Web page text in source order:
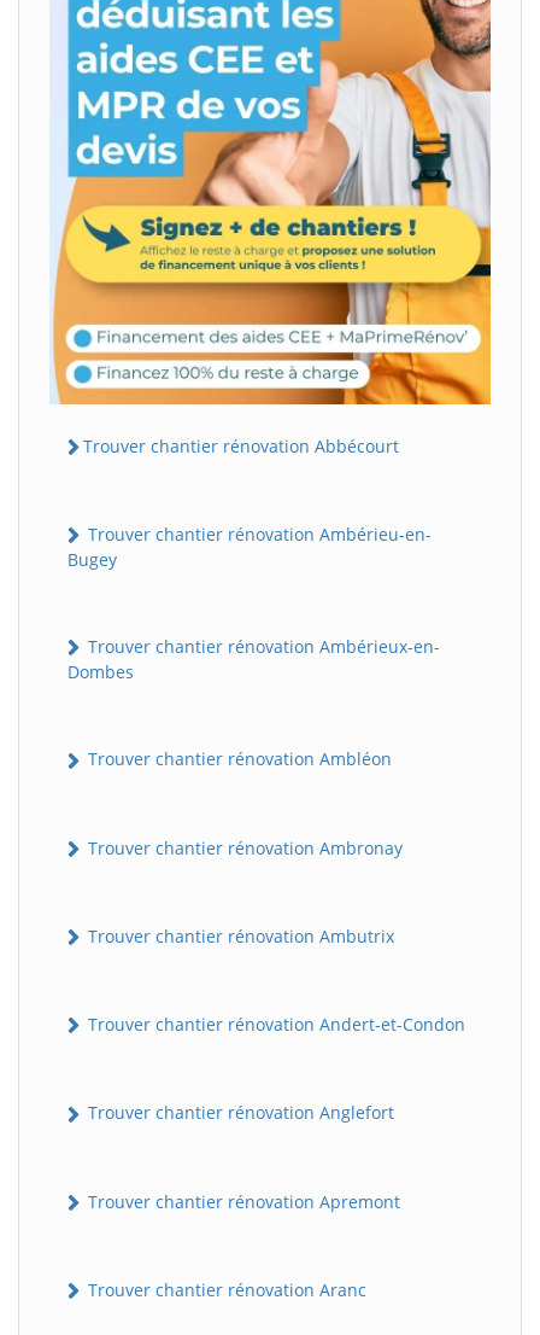
Trouver chantier rénovation Abbécourt
Trouver chantier rénovation Ambérieu-en-
Bugey
Trouver chantier rénovation Ambérieux-en-
Dombes
Trouver chantier rénovation Ambléon
Trouver chantier rénovation Ambronay
Trouver chantier rénovation Ambutrix
Trouver chantier rénovation Andert-et-Condon
Trouver chantier rénovation Anglefort
Trouver chantier rénovation Apremont
Trouver chantier rénovation Aranc